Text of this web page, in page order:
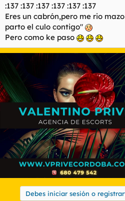
:137 :137 :137 :137 :137 :137
Eres un cabrón,pero me rio
parto el culo contigo"
Pero como ke paso
Debes iniciar sesión o